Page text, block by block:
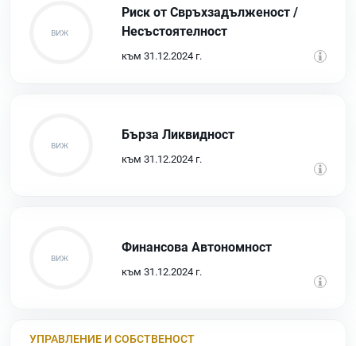
Риск от Свръхзадълженост /
Несъстоятелност
към 31.12.2024 г.
Бърза Ликвидност
към 31.12.2024 г.
Финансова Автономност
към 31.12.2024 г.
УПРАВЛЕНИЕ И СОБСТВЕНОСТ